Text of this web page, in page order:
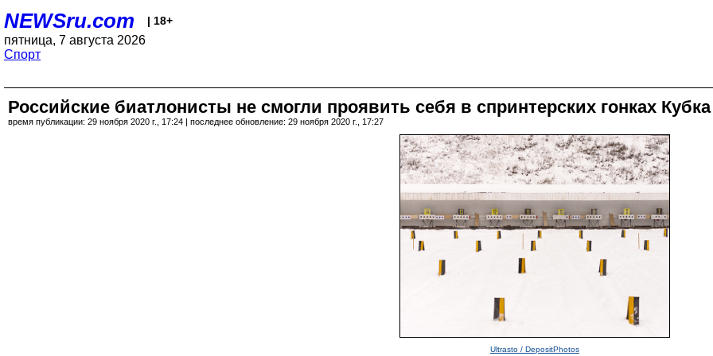
NEWSru.com | 18+
пятница, 7 августа 2026
Спорт
Российские биатлонисты не смогли проявить себя в спринтерских гонках
время публикации: 29 ноября 2020 г., 17:24 | последнее обновление: 29 ноября 2020 г., 17:27
Ultrasto / DepositPhotos